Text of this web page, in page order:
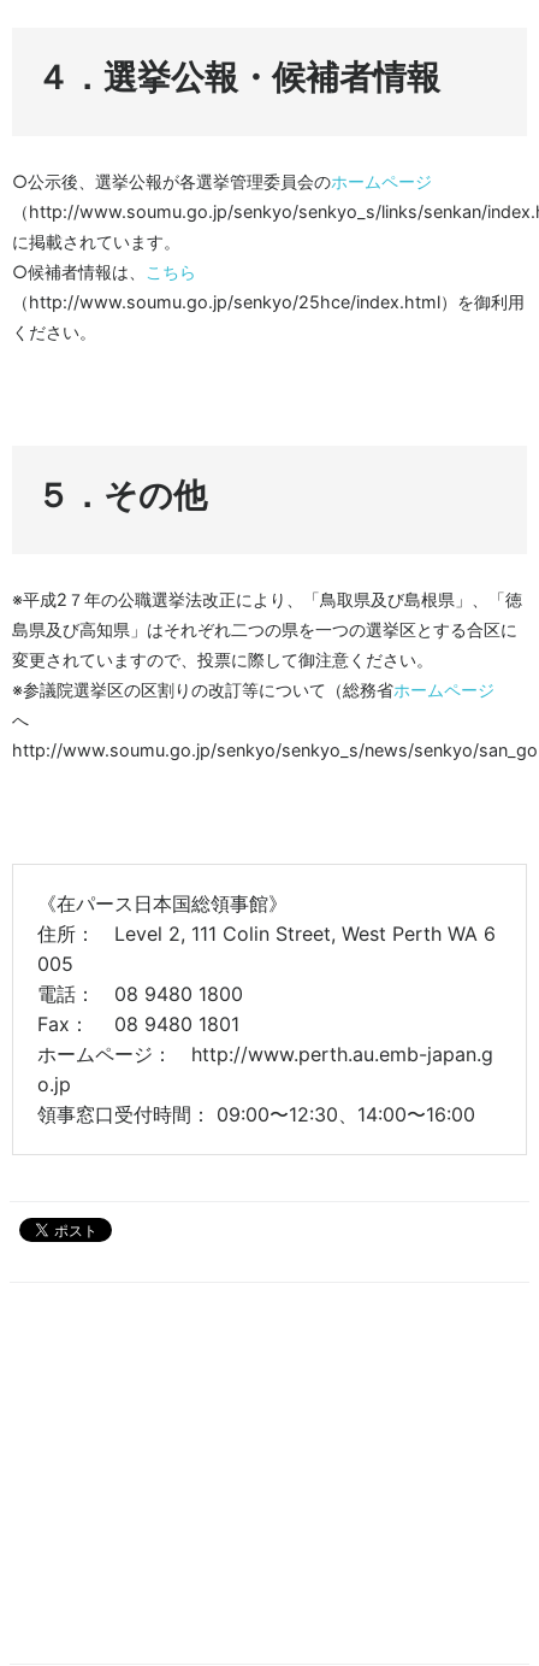
４．選挙公報・候補者情報
○公示後、選挙公報が各選挙管理委員会のホームページ
（http://www.soumu.go.jp/senkyo/senkyo_s/links/senkan/
に掲載されています。
○候補者情報は、
こちら
（http://www.soumu.go.jp/senkyo/25hce/index.html）を御利用
ください。
５．その他
※平成2７年の公職選挙法改正により、「鳥取県及び島根県」、「徳
島県及び高知県」はそれぞれ二つの県を一つの選挙区とする合区に
変更されていますので、投票に際して御注意ください。
※参議院選挙区の区割りの改訂等について（総務省ホームページ
へ
http://www.soumu.go.jp/senkyo/senkyo_s/news/senkyo/
《在パース日本国総領事館》
住所： Level 2, 111 Colin Street, West Perth WA 6
005
電話： 08 9480 1800
Fax： 08 9480 1801
ホームページ： http://www.perth.au.emb-japan.g
o.jp
領事窓口受付時間： 09:00〜12:30、14:00〜16:00